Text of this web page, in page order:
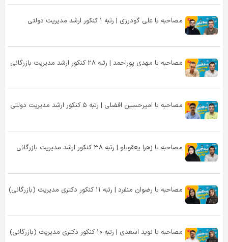
مصاحبه با علی گودرزی | رتبه ۱ کنکور ارشد مدیریت دولتی
مصاحبه با مهدی پوراحمد | رتبه ۲۸ کنکور ارشد مدیریت بازرگانی
مصاحبه با امیرحسین افضلی | رتبه ۵ کنکور ارشد مدیریت دولتی
مصاحبه با زهرا یعقوبلو | رتبه ۳۸ کنکور ارشد مدیریت بازرگانی
مصاحبه با رضوان منفرد | رتبه ۱۱ کنکور دکتری مدیریت (بازرگانی)
مصاحبه با نوید اسعدی | رتبه ۱۰ کنکور دکتری مدیریت (بازرگانی)